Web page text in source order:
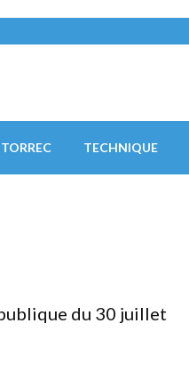
TECHNIQUE
du 30 juillet